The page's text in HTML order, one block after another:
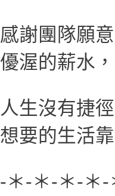
感謝團隊願
優渥的薪水
人生沒有捷
想要的生活
-＊-＊-＊-＊